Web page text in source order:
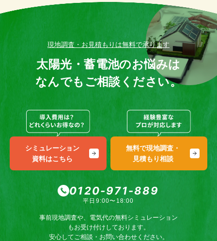
現地調査・お見積もりは無料で承ります
太陽光・蓄電池のお悩みは
なんでもご相談ください。
シミュレーション
資料はこちら
無料で現地調査・
見積もり相談
0120-971-889
平日9:00〜18:00
事前現地調査や、電気代の無料シミュレーション
もお受け付けしております。
安心してご相談・お問い合わせください。